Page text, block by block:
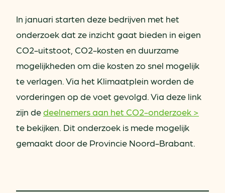
In januari starten deze bedrijven met het
onderzoek dat ze inzicht gaat bieden in eigen
CO2-uitstoot, CO2-kosten en duurzame
mogelijkheden om die kosten zo snel mogelijk
te verlagen. Via het Klimaatplein worden de
vorderingen op de voet gevolgd. Via deze link
zijn dedeelnemers aan het CO2-onderzoek >
te bekijken. Dit onderzoek is mede mogelijk
gemaakt door de Provincie Noord-Brabant.